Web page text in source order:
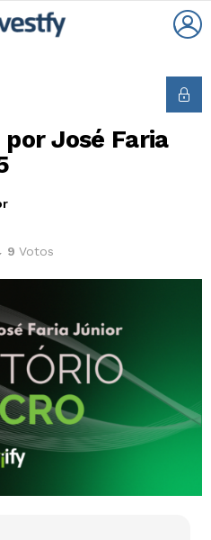
José Faria
9 Votos